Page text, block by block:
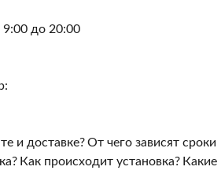
9:00 до 20:00
и доставке?От чего зависят сроки
Как происходит установка? Какие